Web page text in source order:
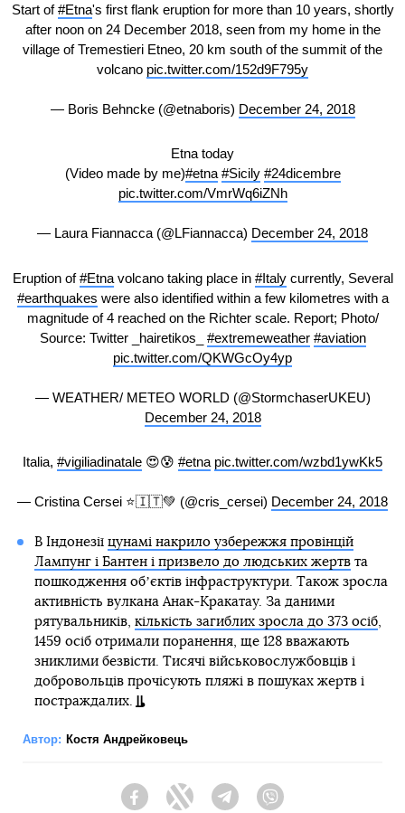
Start of#Etna's first flank eruption for more than 10 years, shortly
after noon on 24 December 2018, seen from my home in the
village of Tremestieri Etneo, 20 km south of the summit of the
volcano pic.twitter.com/152d9F795y
— Boris Behncke (@etnaboris) December 24, 2018
Etna today
(Video made by me)#etna #Sicily #24dicembre
pic.twitter.com/VmrWq6iZNh
— Laura Fiannacca (@LFiannacca) December 24, 2018
Eruption of#Etnavolcano taking place in #Italycurrently, Several
#earthquakes were also identified within a few kilometres with a
magnitude of 4 reached on the Richter scale. Report; Photo/
Source: Twitter _hairetikos_ #extremeweather #aviation
pic.twitter.com/QKWGcOy4yp
— WEATHER/ METEO WORLD (@StormchaserUKEU)
December 24, 2018
Italia, #vigiliadinatale 😍😰 #etna pic.twitter.com/wzbd1ywKk5
— Cristina Cersei ⭐️🇮🇹💚 (@cris_cersei) December 24, 2018
В Індонезії цунамі накрило узбережжя провінцій
Лампунг і Бантен і призвело до людських жертвта
пошкодження обʼєктів інфраструктури. Також зросла
активність вулкана Анак-Кракатау. За даними
рятувальників, кількість загиблих зросла до 373 осіб,
1459 осіб отримали поранення, ще 128 вважають
зниклими безвісти. Тисячі військовослужбовців і
добровольців прочісують пляжі в пошуках жертв і
постраждалих.
Автор: Костя Андрейковець
FacebookTwitter Telegram